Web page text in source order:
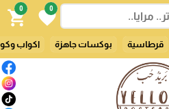
0
favorite
0
shopping_cart
قرطاسية بوكسات جاهزة اكواب